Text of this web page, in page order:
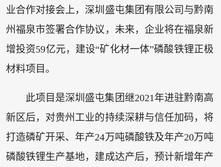
业合作对接会上，深圳盛屯集团有限公司与黔南
州福泉市签署合作协议，未来，企业将在福泉新
增投资59亿元，建设“矿化材一体”磷酸铁锂正极
材料项目。
此项目是深圳盛屯集团继2021年进驻黔南高
新区后，对贵州工业的持续深耕与信任加码，将
打造磷矿开采、年产24万吨磷酸铁及年产20万吨
磷酸铁锂生产基地，建成达产后，预计新增年产